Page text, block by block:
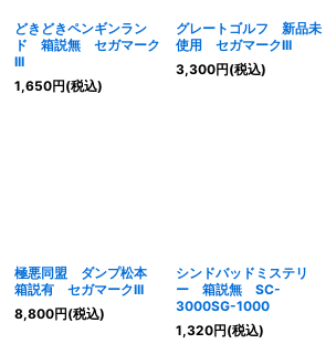
どきどきペンギンラン
ド 箱説無 セガマーク
III
1,650円(税込)
グレートゴルフ 新品未
使用 セガマークIII
3,300円(税込)
極悪同盟 ダンプ松本
箱説有 セガマークIII
8,800円(税込)
シンドバッドミステリ
ー 箱説無 SC-
3000SG-1000
1,320円(税込)